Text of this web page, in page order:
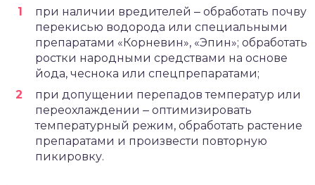
при наличии вредителей ‒ обработать почву
перекисью водорода или специальными
препаратами «Корневин», «Эпин»; обработать
ростки народными средствами на основе
йода, чеснока или спецпрепаратами;
при допущении перепадов температур или
переохлаждении ‒ оптимизировать
температурный режим, обработать растение
препаратами и произвести повторную
пикировку.